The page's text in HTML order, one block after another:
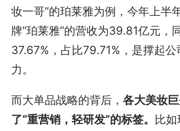
妆一哥”的珀莱雅为例，今年上半
牌“珀莱雅”的营收为39.81亿元，
37.67%，占比79.71%，是撑起公
力。
而大单品战略的背后，各大美妆
了“重营销，轻研发”的标签。 比